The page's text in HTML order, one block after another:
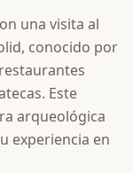
una visita al
conocido por
Este
arqueológica
experiencia en